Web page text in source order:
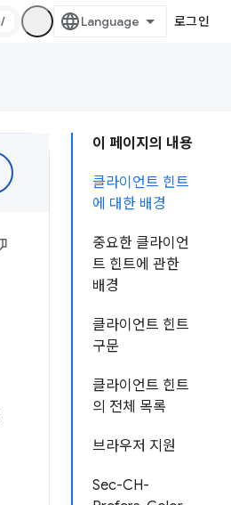
/ 로그인
이 페이지의 내용
클라이언트 힌트
에 대한 배경
중요한 클라이언
트 힌트에 관한
배경
클라이언트 힌트
구문
클라이언트 힌트
의 전체 목록
브라우저 지원
Sec-CH-